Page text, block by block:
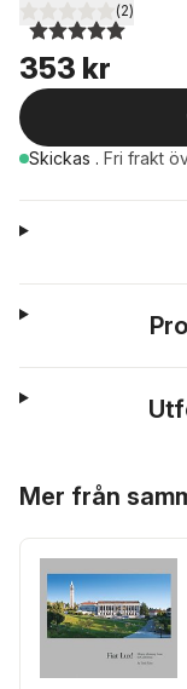
5,0utav 5 stjärnor.
(2)
353 kr
Skickas . Fri frakt
Mer från